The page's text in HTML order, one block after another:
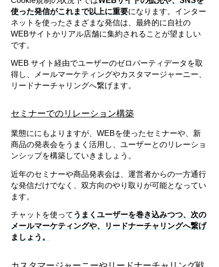
使った発信がこれまで以上に重要になります。インター
ネットを使ったさまざまな発信は、最終的に自社の
WEBサイトかリアル店舗に集約されることが望ましい
です。
WEB サイト経由でユーザーのゼロパーティデータを取
得し、メールマーケティングやカスタマージャーニー、
リードナーチャリングへ繋げます。
セミナーでのリレーション構築
業態ににもよりますが、WEBを使ったセミナーや、新
商品の発表会をうまく活用し、ユーザーとのリレーショ
ンシップを構築していきましょう。
近年のセミナーや商品発表会は、運営者からの一方通行
な発信だけでなく、双方向のやり取りが可能となってい
ます。
チャットを使って うまくユーザーを巻き込みつつ、次の
メールマーケティングや、リードナーチャリングへ繋げ
ましょう。